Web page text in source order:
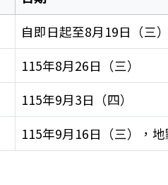
年無人機足球競賽」,歡迎
自即日起至8月19日（三）
115年8月26日（三）
115年9月3日（四）
115年9月16日（三），